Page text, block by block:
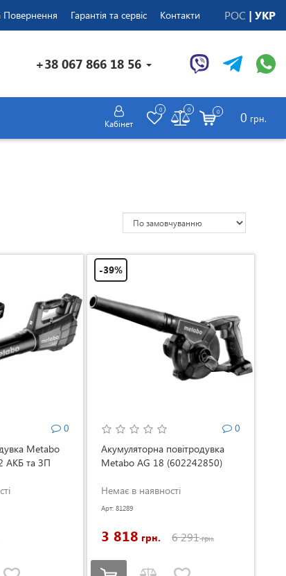
Повернення Гарантія та сервіс Контакти РОС УКР
+38 067 866 18 56
Кабінет
0 0 0 0 грн.
0
Metabo
АКБ та ЗП
-39%
0
Акумуляторна повітродувка
Metabo AG 18 (602242850)
Немає в наявності
Арт: 81289
3 818 грн. 6 291грн.